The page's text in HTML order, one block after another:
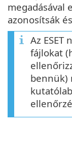
megadásával
azonosítsák
Az ESET
fájlokat
bennük)